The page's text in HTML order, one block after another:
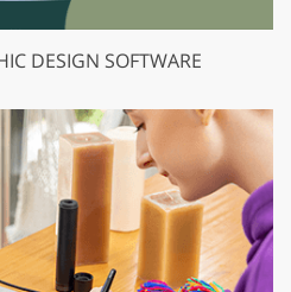
DESIGN SOFTWARE